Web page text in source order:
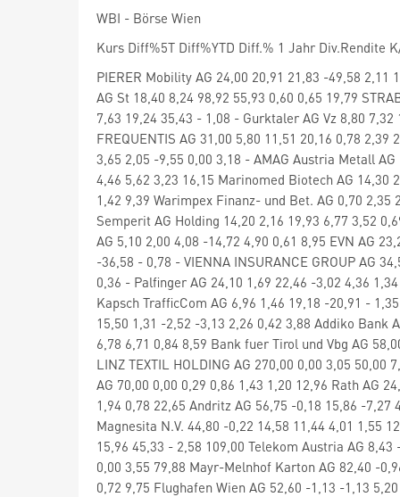
WBI - Börse Wien
Kurs Diff%5T Diff%YTD Diff.% 1 Jahr Div.Rendite
PIERER Mobility AG 24,00 20,91 21,83 -49,58
AG St 18,40 8,24 98,92 55,93 0,60 0,65 19,79
7,63 19,24 35,43 - 1,08 - Gurktaler AG Vz 8,80
FREQUENTIS AG 31,00 5,80 11,51 20,16 0,78
3,65 2,05 -9,55 0,00 3,18 - AMAG Austria Metall
4,46 5,62 3,23 16,15 Marinomed Biotech AG 14,30
1,42 9,39 Warimpex Finanz- und Bet. AG 0,70
Semperit AG Holding 14,20 2,16 19,93 6,77 3,52
AG 5,10 2,00 4,08 -14,72 4,90 0,61 8,95 EVN AG
-36,58 - 0,78 - VIENNA INSURANCE GROUP AG
0,36 - Palfinger AG 24,10 1,69 22,46 -3,02 4,36
Kapsch TrafficCom AG 6,96 1,46 19,18 -20,91 -
15,50 1,31 -2,52 -3,13 2,26 0,42 3,88 Addiko Bank
6,78 6,71 0,84 8,59 Bank fuer Tirol und Vbg AG
LINZ TEXTIL HOLDING AG 270,00 0,00 3,05
AG 70,00 0,00 0,29 0,86 1,43 1,20 12,96 Rath AG
1,94 0,78 22,65 Andritz AG 56,75 -0,18 15,86 -7,27
Magnesita N.V. 44,80 -0,22 14,58 11,44 4,01 1,55
15,96 45,33 - 2,58 109,00 Telekom Austria AG
0,00 3,55 79,88 Mayr-Melnhof Karton AG 82,40 -
0,72 9,75 Flughafen Wien AG 52,60 -1,13 -1,13